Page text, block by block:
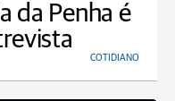
da Penha é
COTIDIANO